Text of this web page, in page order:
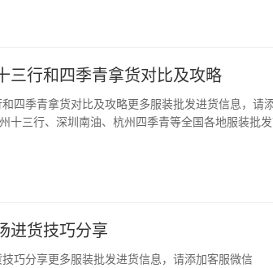
三行和四季青拿货对比及攻略
四季青拿货对比及攻略更多服装批发进货信息，请
十三行、深圳南油、杭州四季青等全国各地服装批发
进货技巧分享
巧分享更多服装批发进货信息，请添加客服微信